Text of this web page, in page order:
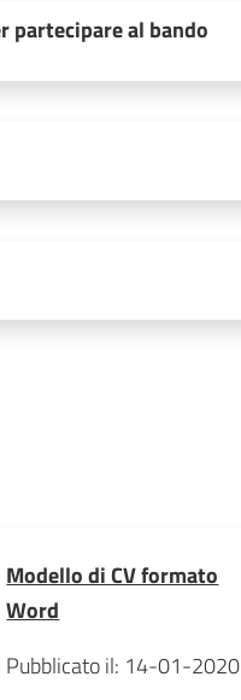
partecipare al bando
Modello di CV formato
Word
Pubblicato il: 14-01-2020